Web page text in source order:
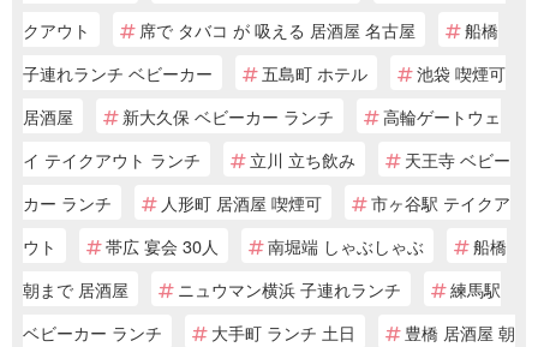
クアウト
席で タバコ が 吸える 居酒屋 名古屋
船橋
子連れランチ ベビーカー
五島町 ホテル
池袋 喫煙可
居酒屋
新大久保 ベビーカー ランチ
高輪ゲートウェ
イ テイクアウト ランチ
立川 立ち飲み
天王寺 ベビー
カー ランチ
人形町 居酒屋 喫煙可
市ヶ谷駅 テイクア
ウト
帯広 宴会 30人 南堀端 しゃぶしゃぶ
船橋
朝まで 居酒屋
ニュウマン横浜 子連れランチ
練馬駅
ベビーカー ランチ
大手町 ランチ 土日
豊橋 居酒屋 朝